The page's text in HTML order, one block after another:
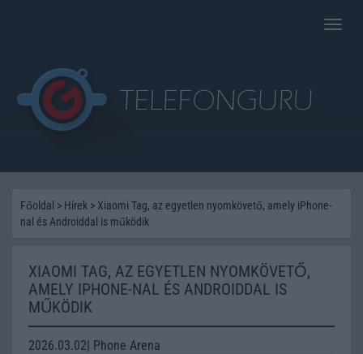
Toggle
Főoldal > Hírek > Xiaomi Tag, az egyetlen nyomkövető, amely iPhone-
nal és Androiddal is működik
XIAOMI TAG, AZ EGYETLEN NYOMKÖVETŐ,
AMELY IPHONE-NAL ÉS ANDROIDDAL IS
MŰKÖDIK
2026.03.02| Phone Arena